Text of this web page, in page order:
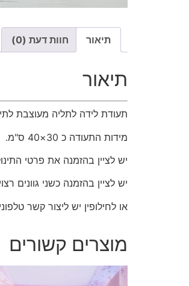
תיאור חוות דעת (0)
תיאור
תעודת לידה לתליה מעוצבת
מידות התעודה כ 30×40 ס"מ.
יש לציין בהזמנה את פרטי
יש לציין בהזמנה כשני גוונים
או לחילופין יש ליצור קשר טלפוני אל
מוצרים קשורים